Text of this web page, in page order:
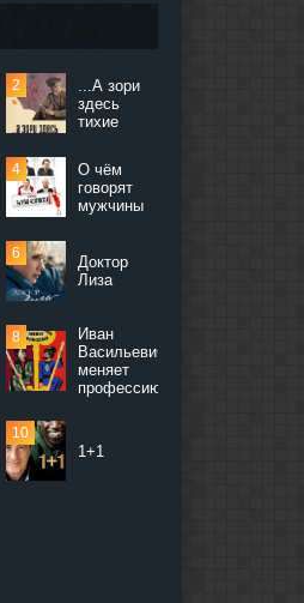
...А зори
здесь
тихие
О чём
говорят
мужчины
Доктор
Лиза
Иван
Васильевич
меняет
профессию
1+1